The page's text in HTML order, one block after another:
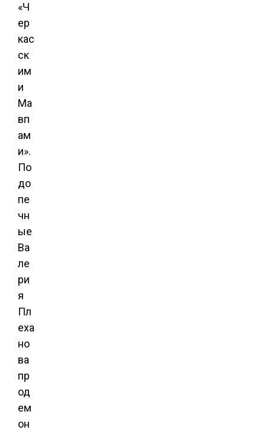
«Ч
ер
кас
ск
им
и
Ма
вп
ам
и».
По
до
пе
чн
ые
Ва
ле
ри
я
Пл
еха
но
ва
пр
од
ем
он